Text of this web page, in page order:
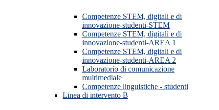
Competenze STEM, digitali e di
innovazione-studenti-STEM
Competenze STEM, digitali e di
innovazione-studenti-AREA 1
Competenze STEM, digitali e di
innovazione-studenti-AREA 2
Laboratorio di comunicazione
multimediale
Competenze linguistiche - studenti
Linea di intervento B